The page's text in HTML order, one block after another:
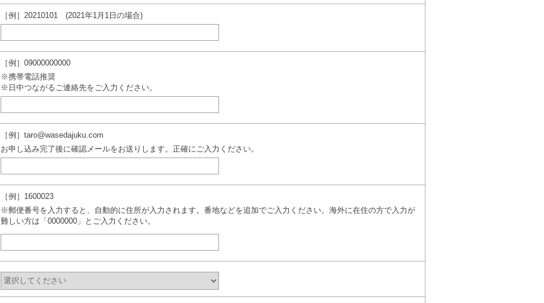
［例］20210101 (2021年1月1日の場合)
［例］09000000000
※携帯電話推奨
※日中つながるご連絡先をご入力ください。
［例］taro@wasedajuku.com
お申し込み完了後に確認メールをお送りします。正確にご入力ください。
［例］1600023
※郵便番号を入力すると、自動的に住所が入力されます。番地などを追加でご入力ください。海外に在住の方で入力が
難しい方は「0000000」とご入力ください。